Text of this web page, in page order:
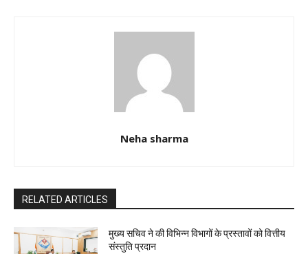
Neha sharma
RELATED ARTICLES
मुख्य सचिव ने की विभिन्न विभागों के प्रस्तावों को वित्तीय
संस्तुति प्रदान